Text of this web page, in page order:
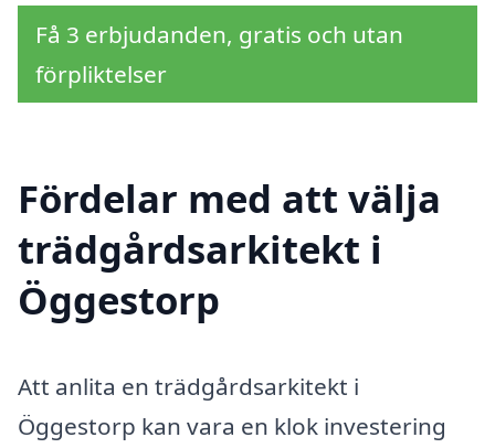
Få 3 erbjudanden, gratis och utan
förpliktelser
Fördelar med att välja
trädgårdsarkitekt i
Öggestorp
Att anlita en trädgårdsarkitekt i
Öggestorp kan vara en klok investering